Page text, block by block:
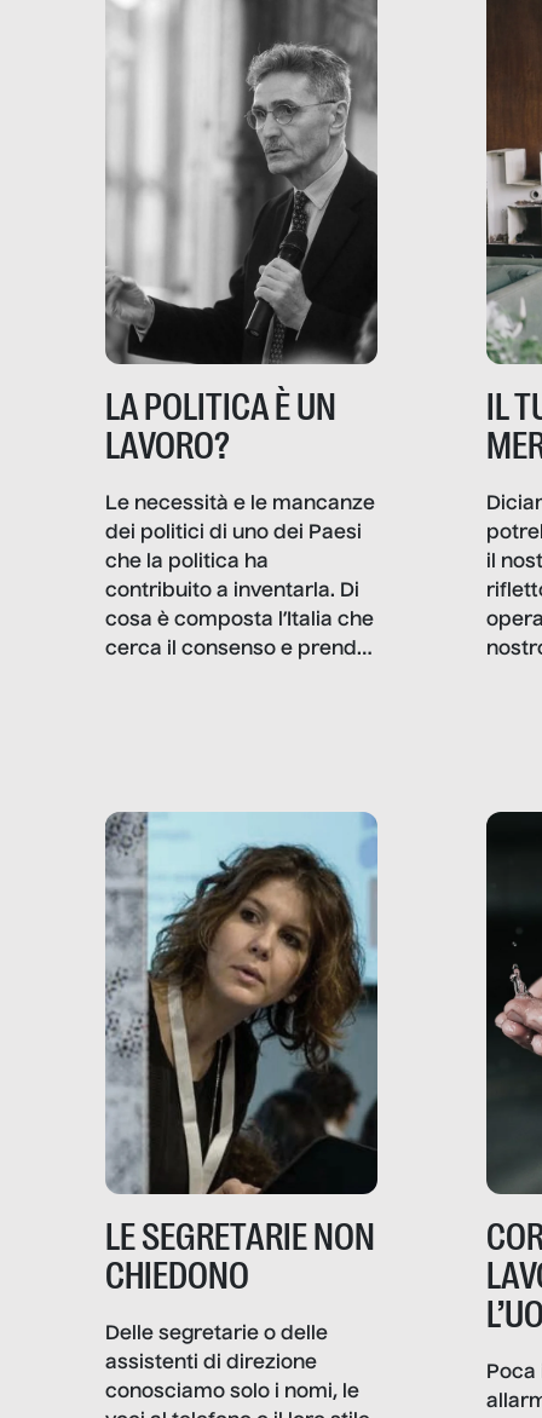
LA POLITICA È UN
LAVORO?
Le necessità e le mancanze
dei politici di uno dei Paesi
che la politica ha
contribuito a inventarla. Di
cosa è composta l’Italia che
cerca il consenso e prende
IL
il
LE SEGRETARIE NON
CHIEDONO
Delle segretarie o delle
assistenti di direzione
conosciamo solo i nomi, le